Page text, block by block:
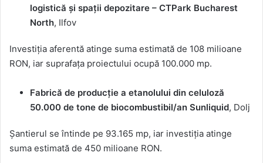
logistică și spații depozitare – CTPark Bucharest
North, Ilfov
Investiția aferentă atinge suma estimată de 108 milioane
RON, iar suprafața proiectului ocupă 100.000 mp.
Fabrică de producție a etanolului din celuloză
50.000 de tone de biocombustibil/an Sunliquid, Dolj
Șantierul se întinde pe 93.165 mp, iar investiția atinge
suma estimată de 450 milioane RON.